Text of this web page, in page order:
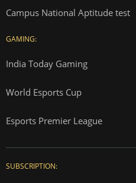
Campus National Aptitude test
GAMING:
India Today Gaming
World Esports Cup
Esports Premier League
SUBSCRIPTION: